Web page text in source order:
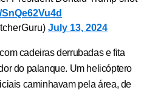
July 13, 2024
cadeiras derrubadas e fita
do palanque. Um helicóptero
caminhavam pela área, de